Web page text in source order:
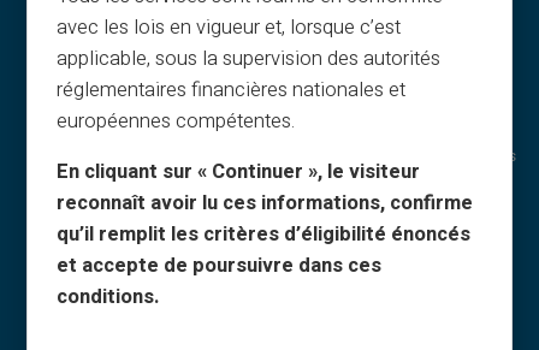
FAQ
Tutoriais
Termos – referral
Impressão & imagens
Termos de cashback
Quem somos
Parceiro
Contacto
Print on demand
Presentes
Cashback
Pagamentos discretos
Cartão-presente
Roda da sorte
avec les lois en vigueur et, lorsque c’est
applicable, sous la supervision des autorités
réglementaires financières nationales et
européennes compétentes.
En cliquant sur « Continuer », le visiteur
reconnaît avoir lu ces informations, confirme
qu’il remplit les critères d’éligibilité énoncés
et accepte de poursuivre dans ces
conditions.